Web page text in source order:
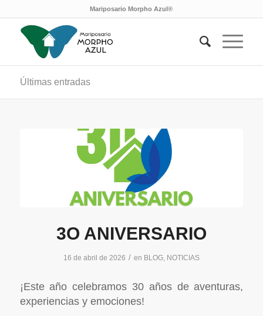
Mariposario Morpho Azul®
Últimas entradas
3O ANIVERSARIO
16 de abril de 2026 / en BLOG, NOTICIAS
¡Este año celebramos 30 años de aventuras,
experiencias y emociones!